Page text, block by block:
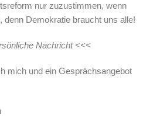
nur zuzustimmen, wenn
denn Demokratie braucht uns alle!
Nachricht <<<
mich und ein Gesprächsangebot